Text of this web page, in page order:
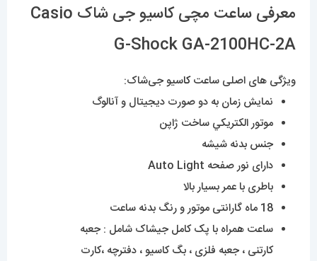
معرفی ساعت مچی کاسیو جی شاک Casio
G-Shock GA-2100HC-2A
ویژگی های اصلی ساعتکاسیو جی‌شاک:
نمایش زمان به دو صورت دیجیتال و آنالوگ
موتور الکتريکي ساخت ژاپن
جنس بدنه شیشه
دارای نور صفحه Auto Light
باطری با عمر بسیار بالا
18 ماه گارانتی موتور و رنگ بدنه ساعت
ساعت همراه با پک کامل جیشاک شامل : جعبه
کارتنی ، جعبه فلزی ، بگ کاسیو ، دفترچه ،کارت